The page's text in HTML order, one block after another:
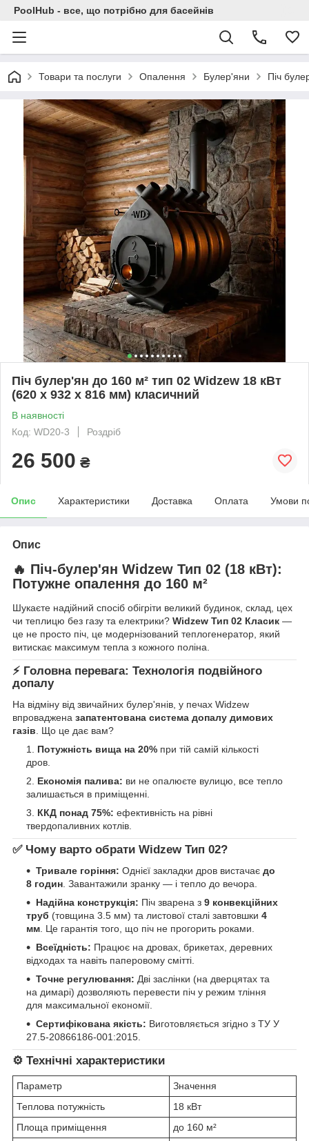
PoolHub - все, що потрібно для басейнів
Товари та послуги Опалення Булер'яни Піч
Піч булер'ян до 160 м² тип 02 Widzew 18 кВт
(620 х 932 х 816 мм) класичний
В наявності
Код: WD20-3
Роздріб
26 500 ₴
Опис Характеристики Доставка Оплата Умови
Опис
🔥 Піч-булер'ян Widzew Тип 02 (18 кВт):
Потужне опалення до 160 м²
Шукаєте надійний спосіб обігріти великий будинок, склад, цех
чи теплицю без газу та електрики? Widzew Тип 02 Класик —
це не просто піч, це модернізований теплогенератор, який
витискає максимум тепла з кожного поліна.
⚡ Головна перевага: Технологія подвійного
допалу
На відміну від звичайних булер'янів, у печах Widzew
впроваджена запатентована система допалу димових
газів. Що це дає вам?
Потужність вища на 20% при тій самій кількості
дров.
Економія палива: ви не опалюєте вулицю, все тепло
залишається в приміщенні.
ККД понад 75%: ефективність на рівні
твердопаливних котлів.
✅ Чому варто обрати Widzew Тип 02?
Тривале горіння: Однієї закладки дров вистачає до
8 годин . Завантажили зранку — і тепло до вечора.
Надійна конструкція: Піч зварена з 9 конвекційних
труб (товщина 3.5 мм) та листової сталі завтовшки 4
мм . Це гарантія того, що піч не прогорить роками.
Всеїдність: Працює на дровах, брикетах, деревних
відходах та навіть паперовому смітті.
Точне регулювання: Дві заслінки (на дверцятах та
на димарі) дозволяють перевести піч у режим тління
для максимальної економії.
Сертифікована якість: Виготовляється згідно з ТУ У
27.5-20866186-001:2015.
⚙️ Технічні характеристики
Параметр
Значення
Теплова потужність
18 кВт
Площа приміщення
до 160 м²